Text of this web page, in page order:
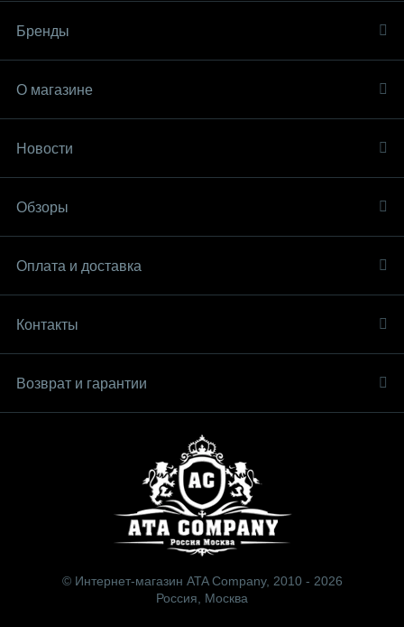
Бренды
О магазине
Новости
Обзоры
Оплата и доставка
Контакты
Возврат и гарантии
© Интернет-магазин ATA Company, 2010 - 2026
Россия, Москва